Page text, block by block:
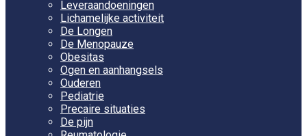
Leveraandoeningen
Lichamelijke activiteit
De Longen
De Menopauze
Obesitas
Ogen en aanhangsels
Ouderen
Pediatrie
Precaire situaties
De pijn